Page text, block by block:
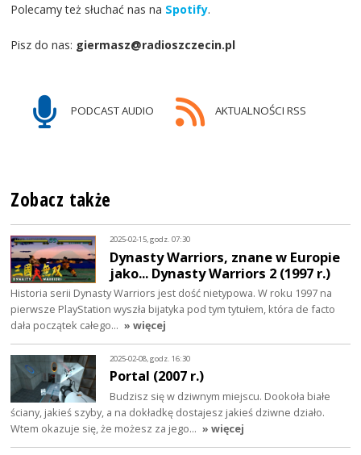
Polecamy też słuchać nas na Spotify.
Pisz do nas: giermasz@radioszczecin.pl
PODCAST AUDIO AKTUALNOŚCI RSS
Zobacz także
2025-02-15, godz. 07:30
Dynasty Warriors, znane w Europie
jako... Dynasty Warriors 2 (1997 r.)
Historia serii Dynasty Warriors jest dość nietypowa. W roku 1997 na
pierwsze PlayStation wyszła bijatyka pod tym tytułem, która de facto
dała początek całego… » więcej
2025-02-08, godz. 16:30
Portal (2007 r.)
Budzisz się w dziwnym miejscu. Dookoła białe
ściany, jakieś szyby, a na dokładkę dostajesz jakieś dziwne działo.
Wtem okazuje się, że możesz za jego… » więcej